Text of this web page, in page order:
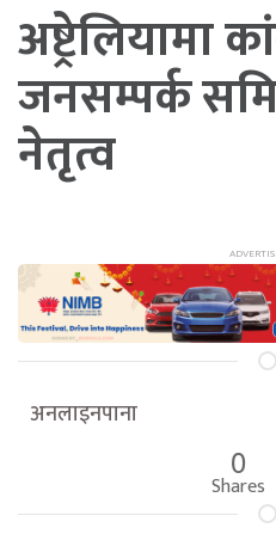
अष्ट्रेलियामा
जनसम्पर्क
नेतृत्व
अनलाइनपाना
0
Shares